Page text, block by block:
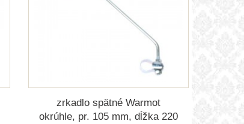
zrkadlo spätné Warmot
okrúhle, pr. 105 mm, dĺžka 220